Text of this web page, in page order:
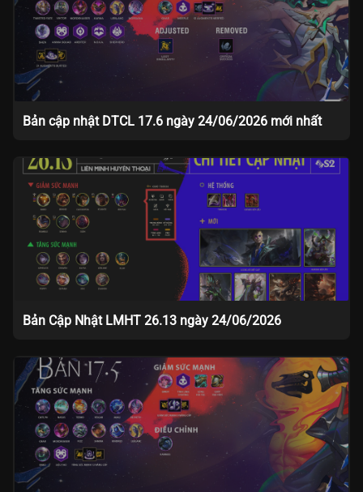
Bản cập nhật DTCL 17.6 ngày 24/06/2026 mới nhất
Bản Cập Nhật LMHT 26.13 ngày 24/06/2026